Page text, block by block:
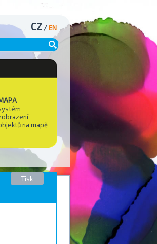
na mapě
CZ /EN
Tisk